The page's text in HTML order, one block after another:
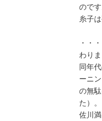
ので
糸子
・・
わりま
同年
ーニ
の無
た）。
佐川